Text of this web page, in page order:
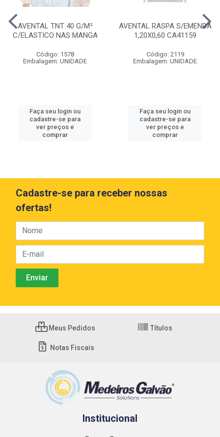
AVENTAL TNT 40 G/M²
C/ELASTICO NAS MANGA
Código: 1578
Embalagem: UNIDADE
Faça seu login ou
cadastre-se para
ver preços e
comprar
AVENTAL RASPA S/EMENDA
1,20X0,60 CA41159
Código: 2119
Embalagem: UNIDADE
Faça seu login ou
cadastre-se para
ver preços e
comprar
Cadastre-se para receber nossas
ofertas!
Meus Pedidos Títulos
Notas Fiscais
Institucional